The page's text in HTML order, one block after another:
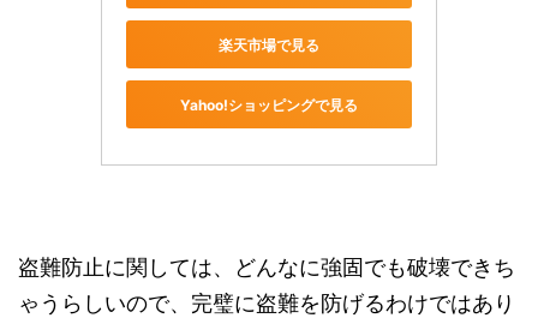
楽天市場で見る
Yahoo!ショッピングで見る
盗難防止に関しては、どんなに強固でも破壊できち
ゃうらしいので、完璧に盗難を防げるわけではあり